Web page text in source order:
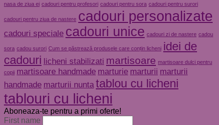
nasa de ziua ei cadouri pentru profesori cadouri pentru sora cadouri pentru surori
cadouri pentru ziua de nastere cadouri personalizate
cadouri speciale cadouri unice cadouri zi de nastere cadou
sora cadou surori Cum se păstrează produsele care conțin licheni idei de
cadouri licheni stabilizati martisoare martisoare dulci pentru
copii martisoare handmade marturie marturii marturii
handmade marturii nunta tablou cu licheni
tablouri cu licheni
Aboneaza-te pentru a primi oferte!
First name